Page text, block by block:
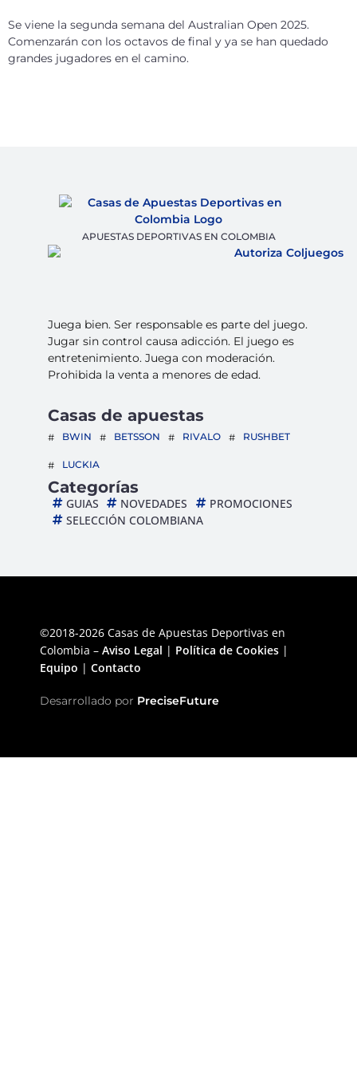
Se viene la segunda semana del Australian Open 2025.
Comenzarán con los octavos de final y ya se han quedado
grandes jugadores en el camino.
APUESTAS DEPORTIVAS EN COLOMBIA
Juega bien. Ser responsable es parte del juego.
Jugar sin control causa adicción. El juego es
entretenimiento. Juega con moderación.
Prohibida la venta a menores de edad.
Casas de apuestas
BWIN BETSSON RIVALO RUSHBET
LUCKIA
Categorías
GUIAS NOVEDADES
PROMOCIONES
SELECCIÓN COLOMBIANA
©2018-2026 Casas de Apuestas Deportivas en
Colombia – Aviso Legal | Política de Cookies |
Equipo | Contacto
Desarrollado por PreciseFuture